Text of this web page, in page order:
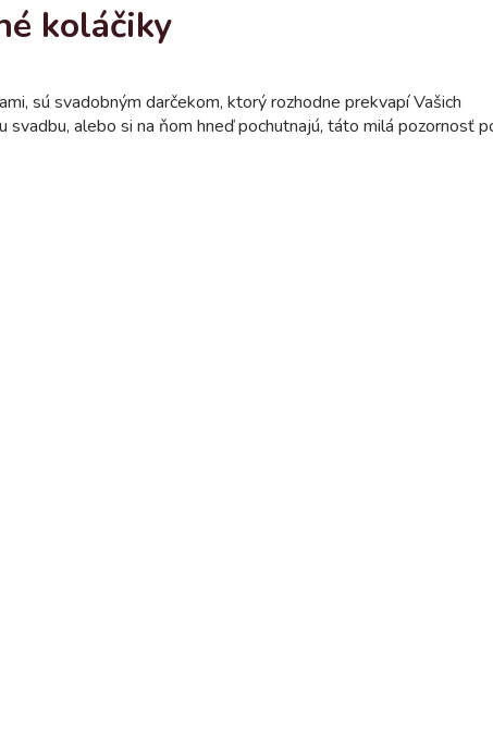
koláčiky
sú svadobným darčekom, ktorý rozhodne prekvapí Vašich
svadbu, alebo si na ňom hneď pochutnajú, táto milá pozornosť